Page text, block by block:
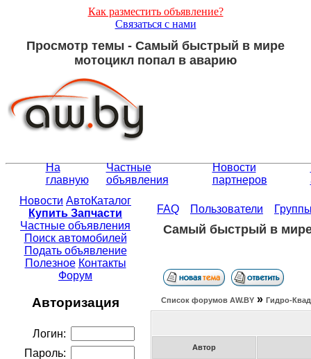
Как разместить объявление?
Связаться с нами
Просмотр темы - Самый быстрый в мире
мотоцикл попал в аварию
На
главную
Частные
объявления
Новости
партнеров
Новости АвтоКаталог
Купить Запчасти
Частные объявления
Поиск автомобилей
Подать объявление
Полезное Контакты
Форум
Авторизация
Логин:
Пароль:
FAQ Пользователи
Самый быстрый в
Список форумов АW.BY » Гидро-
Автор